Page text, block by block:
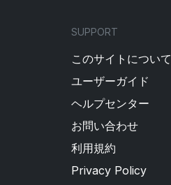
SUPPORT
このサイトについて
ユーザーガイド
ヘルプセンター
お問い合わせ
利用規約
Privacy Policy